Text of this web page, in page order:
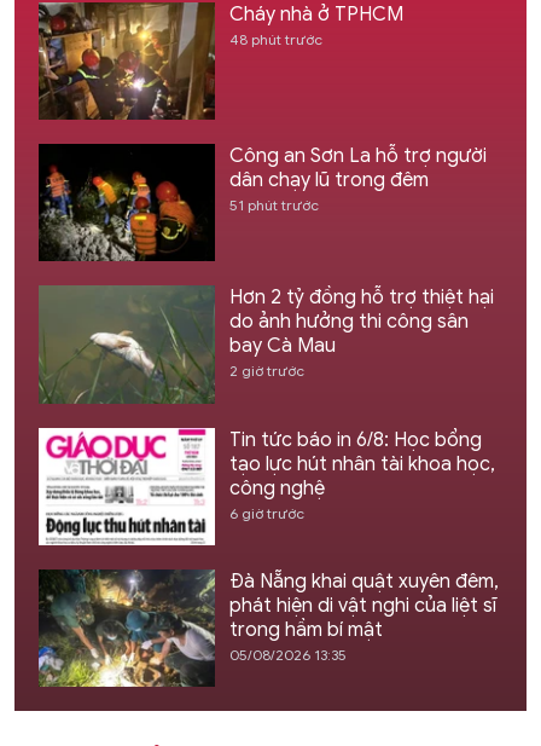
Cháy nhà ở TPHCM
48 phút trước
Công an Sơn La hỗ trợ người
dân chạy lũ trong đêm
51 phút trước
Hơn 2 tỷ đồng hỗ trợ thiệt hại
do ảnh hưởng thi công sân
bay Cà Mau
2 giờ trước
Tin tức báo in 6/8: Học bổng
tạo lực hút nhân tài khoa học,
công nghệ
6 giờ trước
Đà Nẵng khai quật xuyên đêm,
phát hiện di vật nghi của liệt sĩ
trong hầm bí mật
05/08/2026 13:35